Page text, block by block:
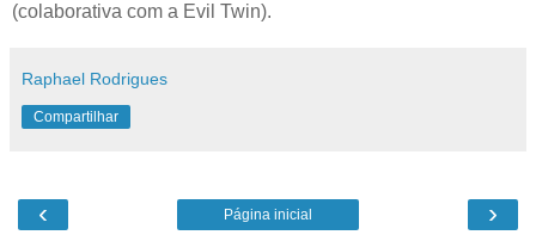
(colaborativa com a Evil Twin).
Raphael Rodrigues
Compartilhar
‹ ›
Página inicial